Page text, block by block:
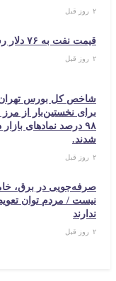
نفت به ۷۶ دلار رسید
برای
۹۸ درصد نمادهای بازار در
در برق، خاموش
/ مردم توان تعویض